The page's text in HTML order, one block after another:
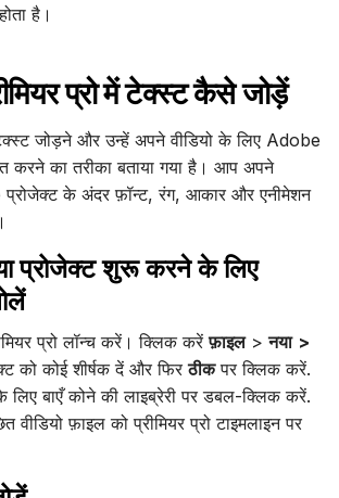
है।
प्रो में टेक्स्ट कैसे जोड़ें
जोड़ने और उन्हें अपने वीडियो के लिए Adobe
करने का तरीका बताया गया है। आप अपने
के अंदर फ़ॉन्ट, रंग, आकार और एनीमेशन
प्रोजेक्ट शुरू करने के लिए
प्रो लॉन्च करें। क्लिक करेंफ़ाइल>नया >
को कोई शीर्षक दें और फिरठीकपर क्लिक करें.
लिए बाएँ कोने की लाइब्रेरी पर डबल-क्लिक करें.
वीडियो फ़ाइल को प्रीमियर प्रो टाइमलाइन पर